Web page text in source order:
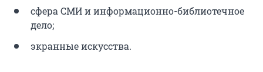
сфера СМИ и информационно-библиотечное
дело;
экранные искусства.